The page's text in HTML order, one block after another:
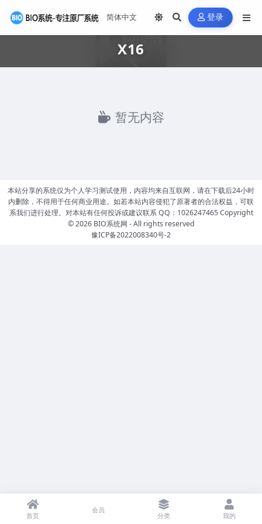
登录
X16
暂无内容
本站分享的系统仅为个人学习测试使用，内容均来自互联网，请在下载后24小时
内删除，不得用于任何商业用途。如若本站内容侵犯了原著者的合法权益，可联
系我们进行处理。对本站有任何投诉或建议联系 QQ：1026247465 Copyright
© 2026 BIO系统网 - All rights reserved
豫ICP备2022008340号-2
首页
会员
分类 我的